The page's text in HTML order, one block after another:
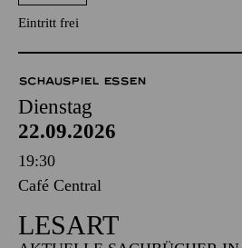
Eintritt frei
SCHAUSPIEL ESSEN
Dienstag
22.09.2026
19:30
Café Central
LESART